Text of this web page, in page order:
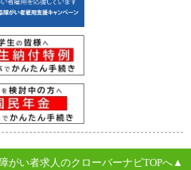
障がい者求人のクローバーナビTOPへ▲